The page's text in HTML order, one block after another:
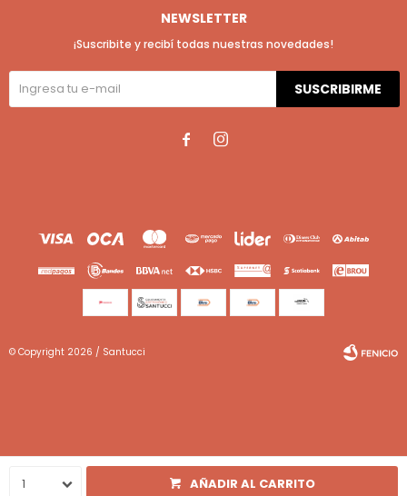
1 AÑADIR AL CARRITO
NEWSLETTER
¡Suscribite y recibí todas nuestras novedades!
SUSCRIBIRME
 
© Copyright 2026 / Santucci